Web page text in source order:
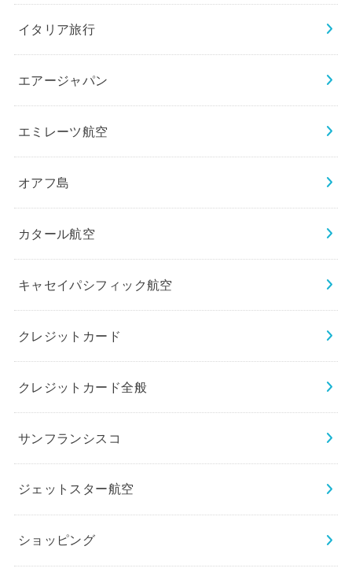
イタリア旅行
エアージャパン
エミレーツ航空
オアフ島
カタール航空
キャセイパシフィック航空
クレジットカード
クレジットカード全般
サンフランシスコ
ジェットスター航空
ショッピング